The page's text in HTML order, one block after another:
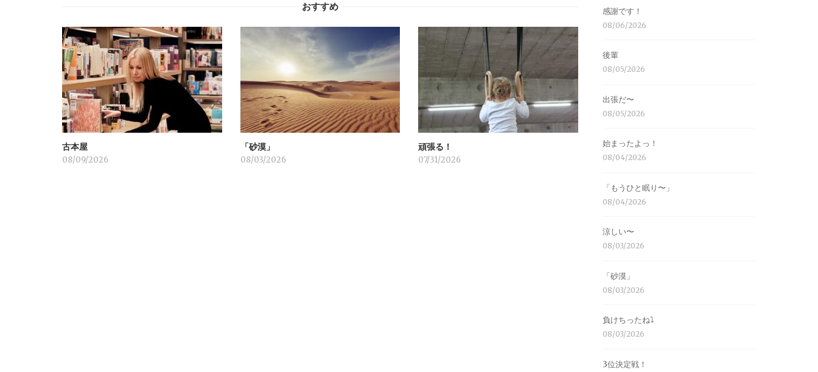
ゲ
ー
シ
ョ
ン
おすすめ
古本屋
08/09/2026
「砂漠」
08/03/2026
頑張る！
07/31/2026
感謝です！
08/06/2026
後輩
08/05/2026
出張だ〜
08/05/2026
始まったよっ！
08/04/2026
「もうひと眠り〜」
08/04/2026
涼しい〜
08/03/2026
「砂漠」
08/03/2026
負けちったね⤵︎
08/03/2026
3位決定戦！